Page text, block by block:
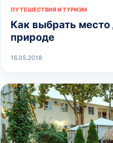
ПУТЕШЕСТВИЯ И ТУРИЗМ
Как выбрать место
природе
16.05.2018